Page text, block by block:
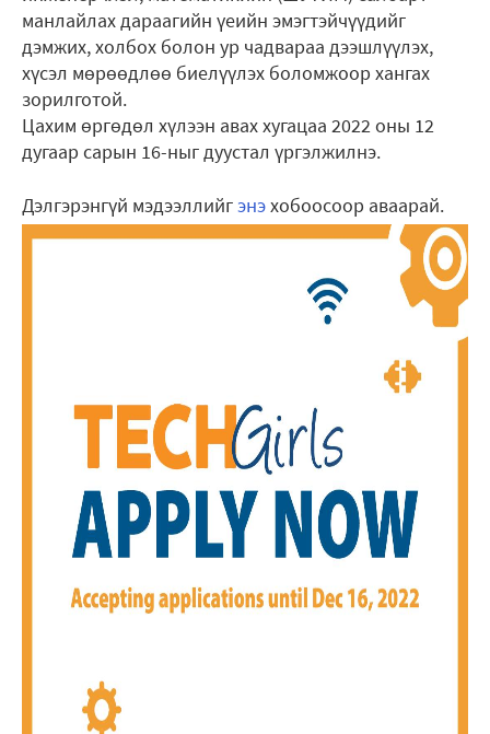
манлайлах дараагийн үеийн эмэгтэйчүүдийг
дэмжих, холбох болон ур чадвараа дээшлүүлэх,
хүсэл мөрөөдлөө биелүүлэх боломжоор хангах
зорилготой.
Цахим өргөдөл хүлээн авах хугацаа 2022 оны 12
дугаар сарын 16-ныг дуустал үргэлжилнэ.
Дэлгэрэнгүй мэдээллийгэнэхобоосоор аваарай.